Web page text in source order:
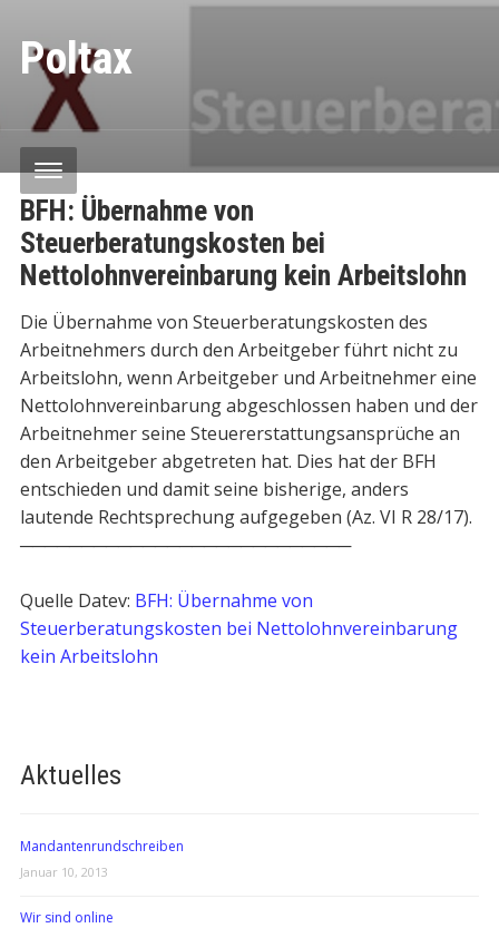
Poltax
Aktuelles
Mandantenrundschreiben
Januar 10, 2013
Wir sind online
BFH: Übernahme von
Steuerberatungskosten bei
Nettolohnvereinbarung kein Arbeitslohn
Die Übernahme von Steuerberatungskosten des
Arbeitnehmers durch den Arbeitgeber führt nicht zu
Arbeitslohn, wenn Arbeitgeber und Arbeitnehmer eine
Nettolohnvereinbarung abgeschlossen haben und der
Arbeitnehmer seine Steuererstattungsansprüche an
den Arbeitgeber abgetreten hat. Dies hat der BFH
entschieden und damit seine bisherige, anders
lautende Rechtsprechung aufgegeben (Az. VI R 28/17).
───────────────────────────
Quelle Datev: BFH: Übernahme von
Steuerberatungskosten bei Nettolohnvereinbarung
kein Arbeitslohn